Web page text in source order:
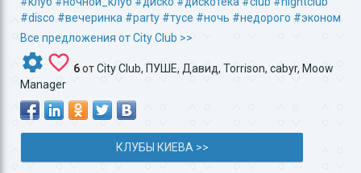
#disco #вечеринка #party #тусе #ночь #недорого #эконом
Все предложения от City Club >>
6отCity Club, ПУШЕ, Давид, Torrison, cabyr, Moow
Manager
КЛУБЫ КИЕВА >>